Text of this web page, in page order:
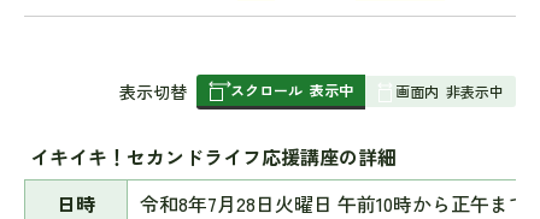
表
み
の
表示切替 スクロール 表示中 画面内 非表示中
イキイキ！セカンドライフ応援講座の詳細
日時
令和8年7月28日火曜日 午前10時から正午まで